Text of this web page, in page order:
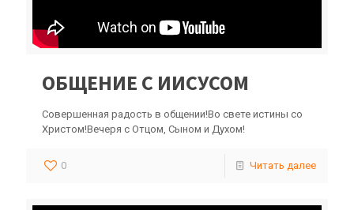
ОБЩЕНИЕ С ИИСУСОМ
Совершенная радость в общении!Во свете истины со
Христом!Вечеря с Отцом, Сыном и Духом!
0 Читать далее